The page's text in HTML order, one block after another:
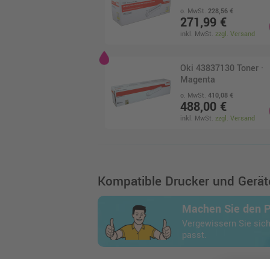
o. MwSt. 228,56 €
271,99 €
inkl. MwSt. zzgl. Versand
Oki 43837130 Toner ·
Magenta
o. MwSt. 410,08 €
488,00 €
inkl. MwSt. zzgl. Versand
o. MwSt.287,39 €
341,99 €
inkl. MwSt. zzgl. Versand
Kompatibler Toner
Oki 43837131 · Cyan
Kompatible Drucker und
Machen Sie den
Vergewissern Sie
passt.